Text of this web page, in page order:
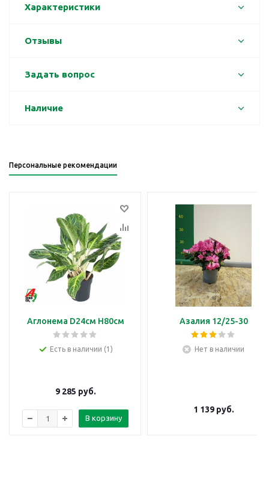
Характеристики
Отзывы
Задать вопрос
Наличие
Персональные рекомендации
Аглонема D24см H80см
Есть в наличии (1)
9 285 руб.
В корзину
Азалия 12/25-30
Нет в наличии
1 139руб.